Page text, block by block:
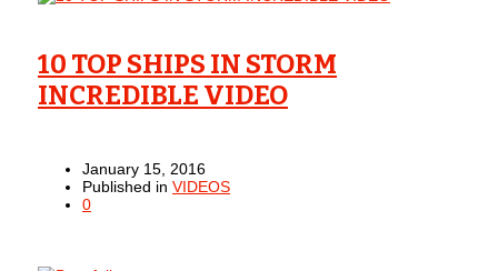
10 TOP SHIPS IN STORM
INCREDIBLE VIDEO
January 15, 2016
Published in VIDEOS
0